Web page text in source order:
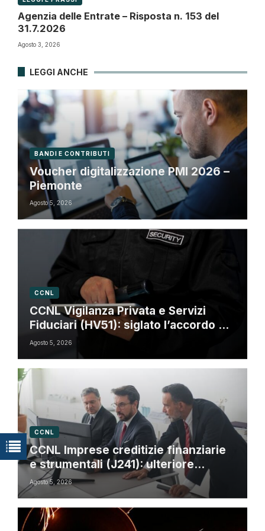
Agenzia delle Entrate – Risposta n. 153 del
31.7.2026
Agosto 3, 2026
LEGGI ANCHE
BANDI E CONTRIBUTI
Voucher digitalizzazione PMI 2026 –
Piemonte
Agosto 5, 2026
CCNL
CCNL Vigilanza Privata e Servizi
Fiduciari (HV51): siglato l’accordo di
rinnovo
Agosto 5, 2026
CCNL
CCNL Imprese creditizie finanziarie
e strumentali (J241): ulteriore
sospensione dei termini a dicembre
2026
Agosto 5, 2026